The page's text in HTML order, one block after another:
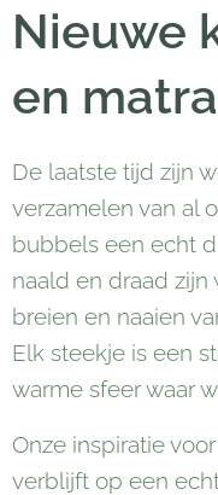
Nieuwe
en
De laatste tijd zijn
verzamelen van al
bubbels een echt
naald en draad
breien en naaien
Elk steekje is een
warme sfeer waar
Onze inspiratie
verblijft op een